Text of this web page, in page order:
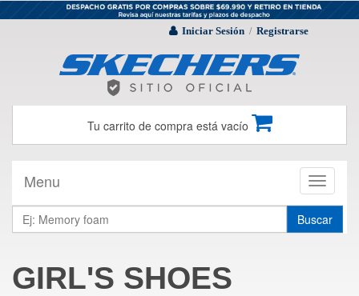
Iniciar Sesión / Registrarse
Tu carrito de compra está vacío
Toggle
Menu
Buscar
GIRL'S SHOES